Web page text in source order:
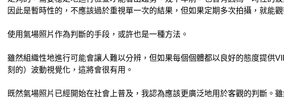
因此是暫時性的，不應該過於重視單一次的結果，但如果定期多次拍攝，就能
使用氣場照片作為判斷的手段，或許也是一種方法。
雖然組織性地進行可能會讓人難以分辨，但如果每個個體都以良好的態度提供
刻的）波動視覺化，這將會很有用。
既然氣場照片已經開始在社會上普及，我認為應該更廣泛地用於客觀的判斷。